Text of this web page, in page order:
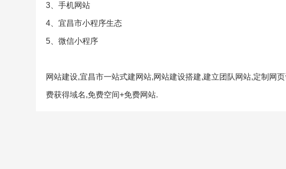
3、手机网站
4、宜昌市小程序生态
5、微信小程序
网站建设,宜昌市一站式建网站,网站建设搭建,建立团队网站,定制网
费获得域名,免费空间+免费网站.